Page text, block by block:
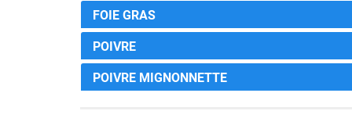
FOIE GRAS
POIVRE
POIVRE MIGNONNETTE